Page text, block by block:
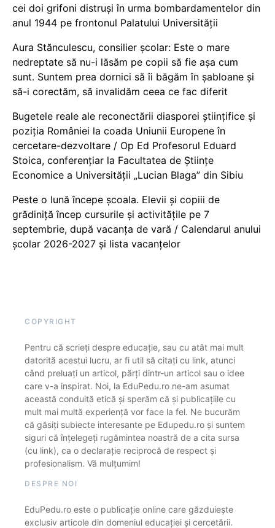
cei doi grifoni distruși în urma bombardamentelor din
anul 1944 pe frontonul Palatului Universității
Aura Stănculescu, consilier școlar: Este o mare
nedreptate să nu-i lăsăm pe copii să fie așa cum
sunt. Suntem prea dornici să îi băgăm în șabloane și
să-i corectăm, să invalidăm ceea ce fac diferit
Bugetele reale ale reconectării diasporei științifice și
poziția României la coada Uniunii Europene în
cercetare-dezvoltare / Op Ed Profesorul Eduard
Stoica, conferențiar la Facultatea de Științe
Economice a Universității „Lucian Blaga” din Sibiu
Peste o lună începe școala. Elevii și copiii de
grădiniță încep cursurile și activitățile pe 7
septembrie, după vacanța de vară / Calendarul anului
școlar 2026-2027 și lista vacanțelor
COPYRIGHT
Pentru că scrieți despre educație, sau cu atât mai mult
datorită acestui lucru, ar fi util să citați cu link, atunci
când preluați un articol, părți dintr-un articol sau o idee
care v-a inspirat. Noi, la EduPedu.ro ne-am asumat
această conduită etică și sperăm că și publicațiile cu
mult mai multă experiență vor face la fel. Ne bucurăm
că găsiți subiecte interesante pe Edupedu.ro și suntem
siguri că înțelegeți rugămintea noastră de a cita sursa
(cu link), ca o declarație reciprocă de respect și
profesionalism. Vă mulțumim!
DESPRE NOI
EduPedu.ro este o publicație online care găzduiește
exclusiv articole din domeniul educației și cercetării.